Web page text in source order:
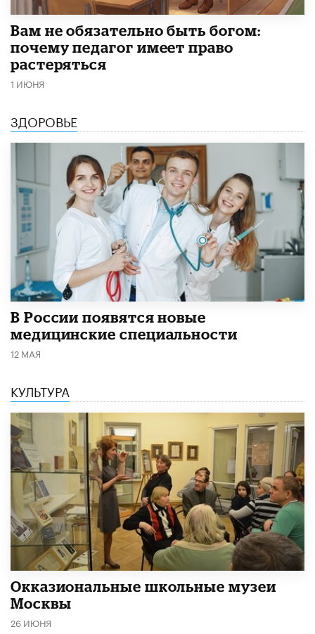
​Вам не обязательно быть богом:
почему педагог имеет право
растеряться
1 ИЮНЯ
ЗДОРОВЬЕ
В России появятся новые
медицинские специальности
12 МАЯ
КУЛЬТУРА
​Окказиональные школьные музеи
Москвы
26 ИЮНЯ